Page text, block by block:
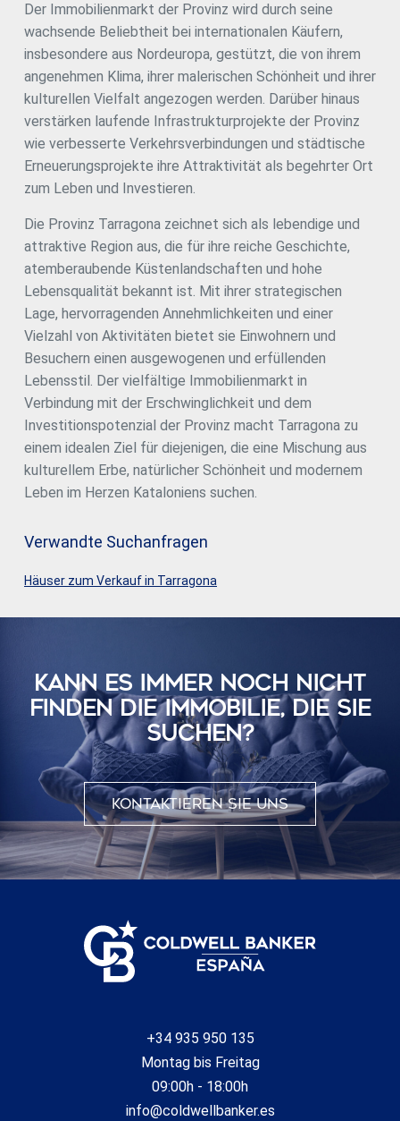
Der Immobilienmarkt der Provinz wird durch seine
wachsende Beliebtheit bei internationalen Käufern,
insbesondere aus Nordeuropa, gestützt, die von ihrem
angenehmen Klima, ihrer malerischen Schönheit und ihrer
kulturellen Vielfalt angezogen werden. Darüber hinaus
verstärken laufende Infrastrukturprojekte der Provinz
wie verbesserte Verkehrsverbindungen und städtische
Erneuerungsprojekte ihre Attraktivität als begehrter Ort
zum Leben und Investieren.
Die Provinz Tarragona zeichnet sich als lebendige und
attraktive Region aus, die für ihre reiche Geschichte,
atemberaubende Küstenlandschaften und hohe
Lebensqualität bekannt ist. Mit ihrer strategischen
Lage, hervorragenden Annehmlichkeiten und einer
Vielzahl von Aktivitäten bietet sie Einwohnern und
Besuchern einen ausgewogenen und erfüllenden
Lebensstil. Der vielfältige Immobilienmarkt in
Verbindung mit der Erschwinglichkeit und dem
Investitionspotenzial der Provinz macht Tarragona zu
einem idealen Ziel für diejenigen, die eine Mischung aus
kulturellem Erbe, natürlicher Schönheit und modernem
Leben im Herzen Kataloniens suchen.
Verwandte Suchanfragen
Häuser zum Verkauf in Tarragona
KANN ES IMMER NOCH NICHT
FINDEN DIE IMMOBILIE, DIE SIE
SUCHEN?
Kontaktieren Sie uns
+34 935 950 135
Montag bis Freitag
09:00h - 18:00h
info@coldwellbanker.es